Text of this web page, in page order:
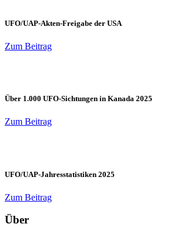
UFO/UAP-Akten-Freigabe der USA
Zum Beitrag
Über 1.000 UFO-Sichtungen in Kanada 2025
Zum Beitrag
UFO/UAP-Jahresstatistiken 2025
Zum Beitrag
Über